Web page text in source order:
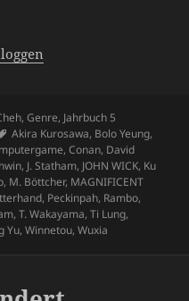
,Genre, Jahrbuch 5
Schlagwörter
Akira Kurosawa, Bolo Yeung,
,Conan, David
, J. Statham, JOHN WICK, Ku
, M. Böttcher, MAGNIFICENT
, Peckinpah, Rambo,
,T. Wakayama,Ti Lung,
Yu,Winnetou,Wuxia